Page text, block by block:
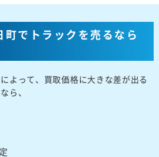
町でトラックを売るなら
よって、買取価格に大きな差が出る
ら、